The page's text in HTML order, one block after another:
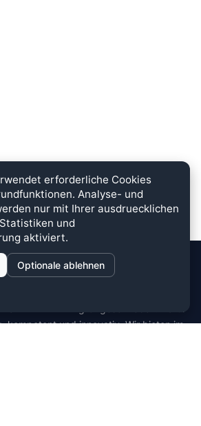
erforderliche Cookies
Analyse- und
nur mit Ihrer ausdruecklichen
und
aktiviert.
Optionale ablehnen
großgeschrieben. Dafür
kompetent und innovativ. Wir bieten im